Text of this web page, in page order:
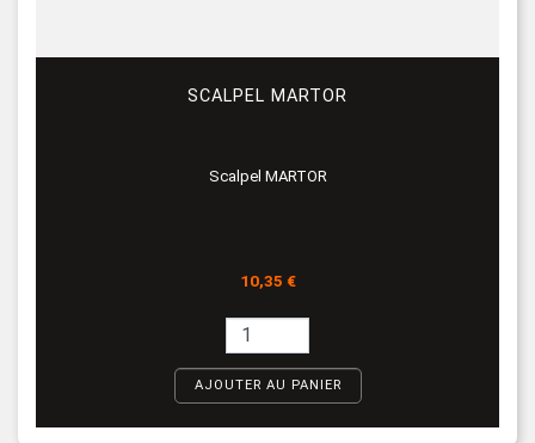
SCALPEL MARTOR
Scalpel MARTOR
Prix
10,35 €
AJOUTER AU PANIER